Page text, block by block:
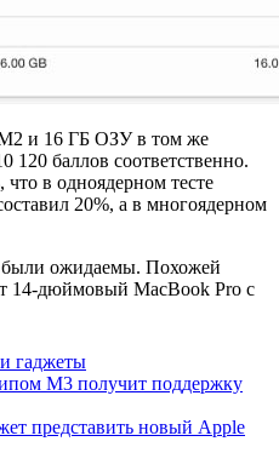
и 16 ГБ ОЗУ в том же
120 баллов соответственно.
в одноядерном тесте
20%, а в многоядерном
были ожидаемы. Похожей
14-дюймовый MacBook Pro с
гаджеты
M3 получит поддержку
представить новый Apple